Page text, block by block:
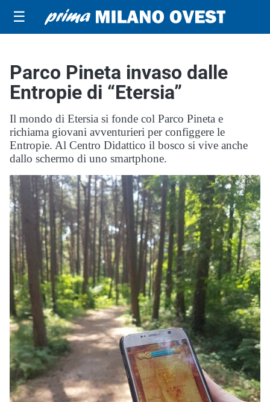
☰
Parco Pineta invaso dalle
Entropie di “Etersia”
Il mondo di Etersia si fonde col Parco Pineta e
richiama giovani avventurieri per configgere le
Entropie. Al Centro Didattico il bosco si vive anche
dallo schermo di uno smartphone.